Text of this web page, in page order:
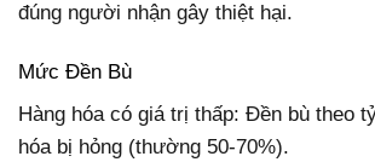
đúng người nhận gây thiệt hại.
Mức Đền Bù
Hàng hóa có giá trị thấp: Đền bù theo
hóa bị hỏng (thường 50-70%).